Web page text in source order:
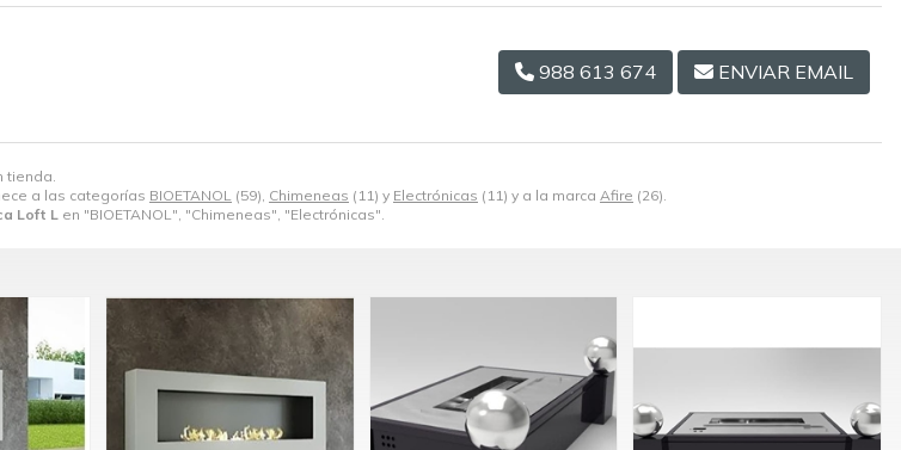
tienda.
a las categorías BIOETANOL (59), Chimeneas (11) y Electrónicas (11) y a la marca Afire (26).
Loft L en "BIOETANOL", "Chimeneas", "Electrónicas".
988 613 674 ENVIAR EMAIL